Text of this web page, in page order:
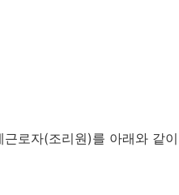
로자(조리원)를 아래와 같